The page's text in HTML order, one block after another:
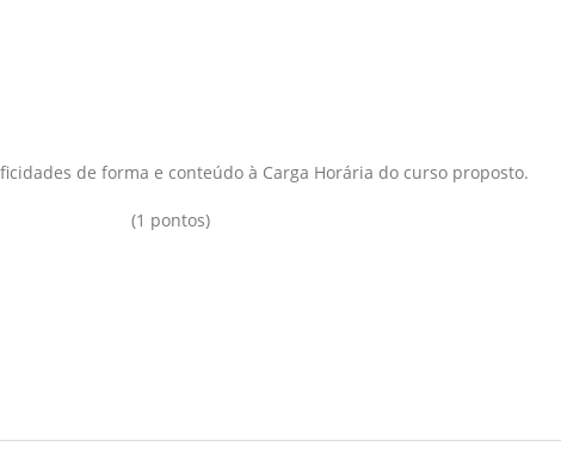
de forma e conteúdo à Carga Horária do curso proposto.
(1 pontos)